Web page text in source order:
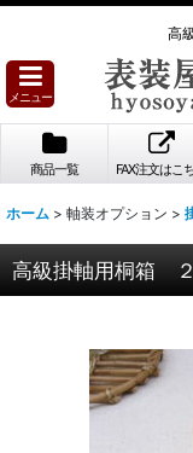
高
メニュー
商品一覧 FAX注文はこ
ホーム > 軸装オプション >
高級掛軸用桐箱